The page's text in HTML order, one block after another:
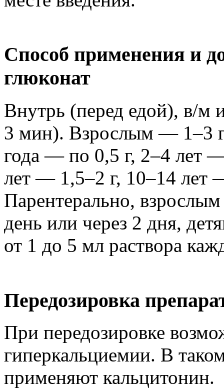
Способ применения и
глюконат
Внутрь (перед едой), в/м
3 мин). Взрослым — 1–3 г
года — по 0,5 г, 2–4 лет
лет — 1,5–2 г, 10–14 лет
Парентерально,
день или через 2 дня,
от 1 до 5 мл раствора
Передозировка
При передозировке
гиперкальциемии. В
применяют кальцитонин.